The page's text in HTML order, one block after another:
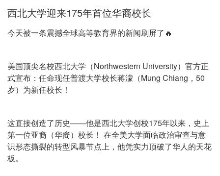
西北大学迎来175年首位华裔校长
今天被一条震撼全球高等教育界的新闻刷屏了🔥
美国顶尖名校西北大学（Northwestern University）官方正
式宣布：任命现任普渡大学校长蒋濛（Mung Chiang，50
岁）为新任校长！
这直接创造了历史——他是西北大学创校175年以来，史上
第一位亚裔（华裔）校长！ 在全美大学面临政治审查与意
识形态撕裂的转型风暴节点上，他凭实力顶破了华人的天花
板。